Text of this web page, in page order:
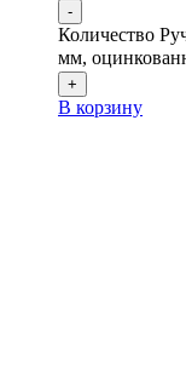
-
Количество
мм,
+
В корзину